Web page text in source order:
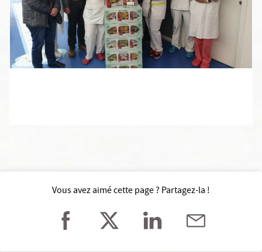
Vous avez aimé cette page ? Partagez-la !